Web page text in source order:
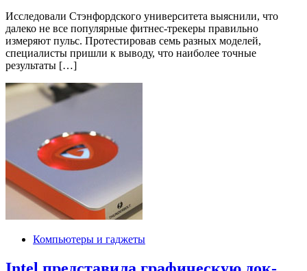
Исследовали Стэнфордского университета выяснили, что
далеко не все популярные фитнес-трекеры правильно
измеряют пульс. Протестировав семь разных моделей,
специалисты пришли к выводу, что наиболее точные
результаты […]
Компьютеры и гаджеты